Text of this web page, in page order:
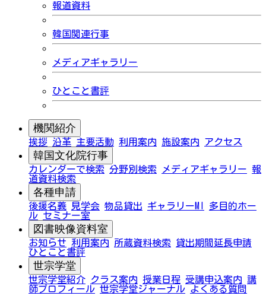
報道資料
韓国関連行事
メディアギャラリー
ひとこと書評
機関紹介
挨拶 沿革 主要活動 利用案内 施設案内 アクセス
韓国文化院行事
カレンダーで検索 分野別検索 メディアギャラリー 報
道資料検索
各種申請
後援名義 見学会 物品貸出 ギャラリーMI
多目的ホー
ル セミナー室
図書映像資料室
お知らせ 利用案内 所蔵資料検索
貸出期間延長申請
ひとこと書評
世宗学堂
世宗学堂紹介 クラス案内 授業日程 受講申込案内 講
師プロフィール 世宗学堂ジャーナル よくある質問